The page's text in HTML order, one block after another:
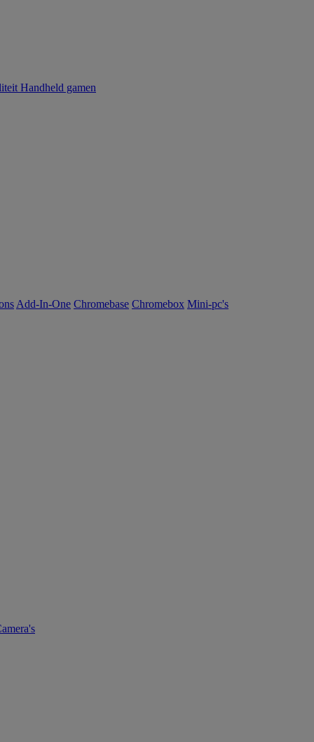
Handheld gamen
Add-In-One Chromebase Chromebox Mini-pc's